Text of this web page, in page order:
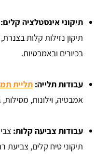
תיקוני אינסטלציה קלים:
תיקון נזילות קלות
בכיורים ובאמבטיות.
עבודות תלייה: תליית
אמבטיה, וילונות, מסילות,
עבודות צביעה קלות:
תיקוני טיח קלים, צביעת